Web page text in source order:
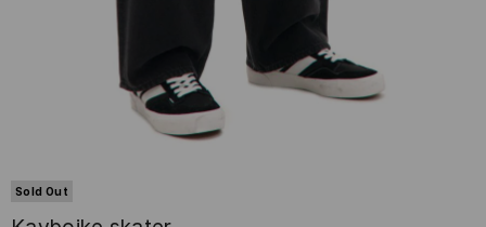
Sold Out